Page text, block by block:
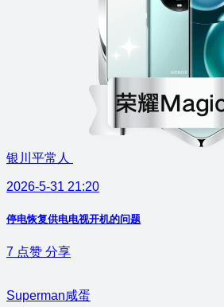
银川平常人
2026-5-31 21:20
停电恢复供电电视开机的问题
7 点赞 分享
Superman咸蛋